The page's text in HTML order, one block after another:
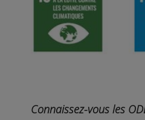
Connaissez-vous les